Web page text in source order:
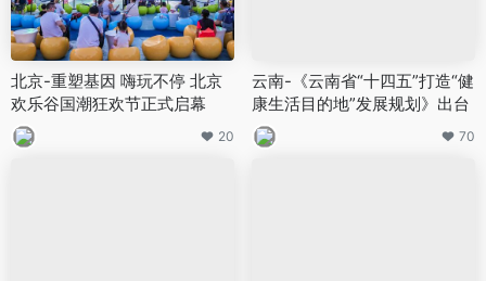
北京-重塑基因 嗨玩不停 北京
欢乐谷国潮狂欢节正式启幕
20
云南-《云南省“十四五”打造“健
康生活目的地”发展规划》出台
70